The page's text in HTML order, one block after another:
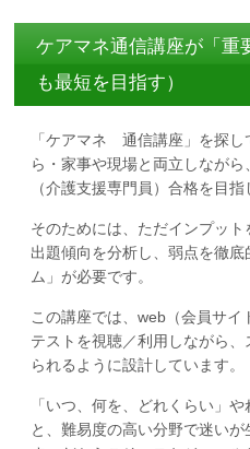
ケアマネ通信講座が「重
も最短を目指す）
「ケアマネ 通信講座」を探
ら・家事や現場と両立しなが
（介護支援専門員）合格を目指
そのためには、ただインプッ
出題傾向を分析し、弱点を徹
ム」が必要です。
この講座では、web（会員サ
テストを視聴／利用しながら
られるように設計しています。
「いつ、何を、どれくらい」
と、難易度の高い分野で迷い